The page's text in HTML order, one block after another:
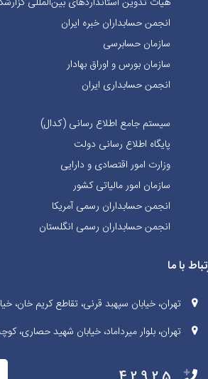
انجمن حسابداران خبره ايران
سازمان حسابرسی
سازمان بورس و اوراق بهادار
انجمن حسابداری ایران
سیستم جامع اطلاع رسانی (کدال)
پایگاه اطلاع رسانی دولت
وزارت امور اقتصادی و دارایی
سازمان امور مالیاتی کشور
انجمن حسابداران رسمی آمریکا
انجمن حسابداران رسمی انگلستان
با ما
تهران، خیابان سپهبد قرنی، تقاطع کریم خان،
تهران، بلوار میرداماد، خیابان شهید حصاری،